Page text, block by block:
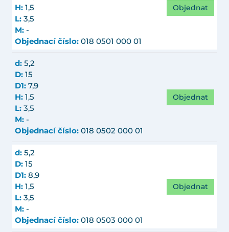
H: 1,5
L: 3,5
M: -
Objednací číslo: 018 0501 000 01
Objednat
d: 5,2
D: 15
D1: 7,9
H: 1,5
L: 3,5
M: -
Objednací číslo: 018 0502 000 01
Objednat
d: 5,2
D: 15
D1: 8,9
H: 1,5
L: 3,5
M: -
Objednací číslo: 018 0503 000 01
Objednat